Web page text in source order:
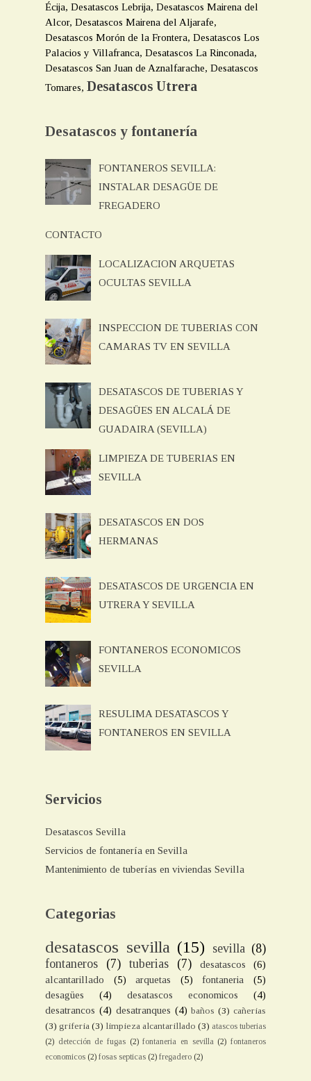
Écija, Desatascos Lebrija, Desatascos Mairena del
Alcor, Desatascos Mairena del Aljarafe,
Desatascos Morón de la Frontera, Desatascos Los
Palacios y Villafranca, Desatascos La Rinconada,
Desatascos San Juan de Aznalfarache, Desatascos
Tomares, Desatascos Utrera
Desatascos y fontanería
FONTANEROS SEVILLA:
INSTALAR DESAGÜE DE
FREGADERO
CONTACTO
LOCALIZACION ARQUETAS
OCULTAS SEVILLA
INSPECCION DE TUBERIAS CON
CAMARAS TV EN SEVILLA
DESATASCOS DE TUBERIAS Y
DESAGÜES EN ALCALÁ DE
GUADAIRA (SEVILLA)
LIMPIEZA DE TUBERIAS EN
SEVILLA
DESATASCOS EN DOS
HERMANAS
DESATASCOS DE URGENCIA EN
UTRERA Y SEVILLA
FONTANEROS ECONOMICOS
SEVILLA
RESULIMA DESATASCOS Y
FONTANEROS EN SEVILLA
Servicios
Desatascos Sevilla
Servicios de fontanería en Sevilla
Mantenimiento de tuberías en viviendas Sevilla
Categorias
desatascos sevilla (15) sevilla (8)
fontaneros
(7) tuberias (7) desatascos
(6)
alcantarillado
(5) arquetas (5) fontaneria
(5)
desagües
(4) desatascos economicos
(4)
desatrancos (4) desatranques (4) baños (3) cañerias
(3) griferia (3) limpieza alcantarillado (3) atascos tuberias
(2) detección de fugas (2) fontaneria en sevilla (2) fontaneros
economicos (2) fosas septicas (2) fregadero (2)